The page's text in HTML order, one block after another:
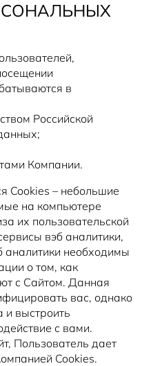
в
Российской
Компании.
Cookies – небольшие
на компьютере
их пользовательской
вэб аналитики,
необходимы
о том, как
с Сайтом. Данная
вас, однако
и выстроить
с вами.
Пользователь дает
Cookies.